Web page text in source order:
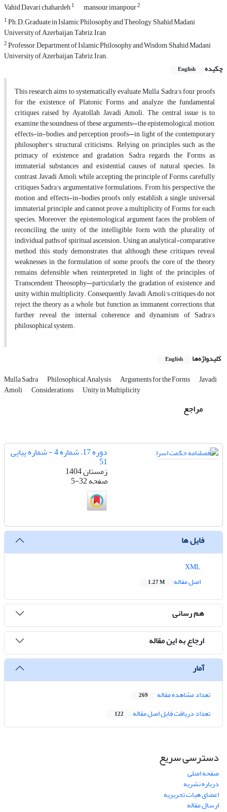
Vahid Davari chahardeh1 mansour imanpour2
1Ph.D.Graduate in Islamic Philosophy and Theology, Shahid Madani
University of Azerbaijan, Tabriz, Iran
2Professor, Department of Islamic Philosophy and Wisdom, Shahid Madani
University of Azerbaijan, Tabriz, Iran.
چکیده
English
This research aims to systematically evaluate Mulla Sadra’s four proofs
for the existence of Platonic Forms and analyze the fundamental
critiques raised by Ayatollah Javadi Amoli. The central issue is to
examine the soundness of these arguments—the epistemological, motion,
effects-in-bodies, and perception proofs—in light of the contemporary
philosopher’s structural criticisms. Relying on principles such as the
primacy of existence and gradation, Sadra regards the Forms as
immaterial substances and existential causes of natural species. In
contrast, Javadi Amoli, while accepting the principle of Forms, carefully
critiques Sadra’s argumentative formulations. From his perspective, the
motion and effects-in-bodies proofs only establish a single universal
immaterial principle and cannot prove a multiplicity of Forms for each
species. Moreover, the epistemological argument faces the problem of
reconciling the unity of the intelligible form with the plurality of
individual paths of spiritual ascension. Using an analytical-comparative
method, this study demonstrates that although these critiques reveal
weaknesses in the formulation of some proofs, the core of the theory
remains defensible when reinterpreted in light of the principles of
Transcendent Theosophy—particularly the gradation of existence and
unity within multiplicity. Consequently, Javadi Amoli’s critiques do not
reject the theory as a whole but function as immanent corrections that
further reveal the internal coherence and dynamism of Sadra’s
philosophical system.
کلیدواژه‌ها English
Mulla Sadra Philosophical Analysis Arguments for the Forms Javadi
Amoli Considerations Unity in Multiplicity
مراجع
دوره 17، شماره 4 - شماره پیاپی
51
زمستان 1404
صفحه5-32
فایل ها
اصل مقاله
1.27 M
هم رسانی
ارجاع به این مقاله
آمار
تعداد مشاهده مقاله 269
تعداد دریافت فایل اصل مقاله 122
دسترسی سریع
صفحه اصلی
درباره نشریه
اعضای هیات تحریریه
ارسال مقاله